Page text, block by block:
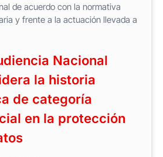
de acuerdo con la normativa
y frente a la actuación llevada a
Nacional
la historia
de categoría
en la protección